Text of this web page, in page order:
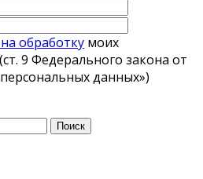
обработку моих
9 Федерального закона от
данных»)